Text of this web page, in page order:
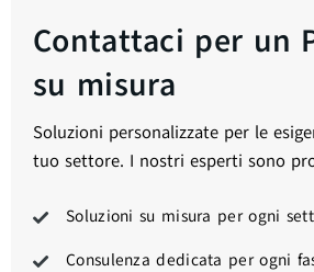
Contattaci per un
su misura
Soluzioni personalizzate per le
tuo settore. I nostri esperti sono
Soluzioni su misura per ogni
Consulenza dedicata per ogni